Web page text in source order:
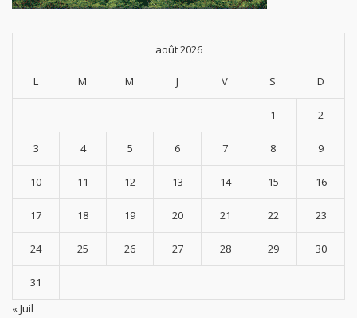
août 2026
L M M J V S D
1 2
3 4 5 6 7 8 9
10 11 12 13 14 15 16
17 18 19 20 21 22 23
24 25 26 27 28 29 30
31
« Juil